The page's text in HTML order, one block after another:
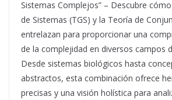
Sistemas Complejos” – Descubre
de Sistemas (TGS) y la Teoría de
entrelazan para proporcionar una
de la complejidad en diversos campos
Desde sistemas biológicos hasta
abstractos, esta combinación ofrece
precisas y una visión holística para